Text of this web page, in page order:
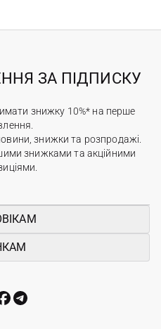
ЗА ПІДПИСКУ
знижку 10%* на перше
знижки та розпродажі.
знижками та акційними